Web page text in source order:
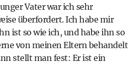
Vater war ich sehr
überfordert. Ich habe mir
ist so wie ich, und habe ihn so
von meinen Eltern behandelt
stellt man fest: Er ist ein